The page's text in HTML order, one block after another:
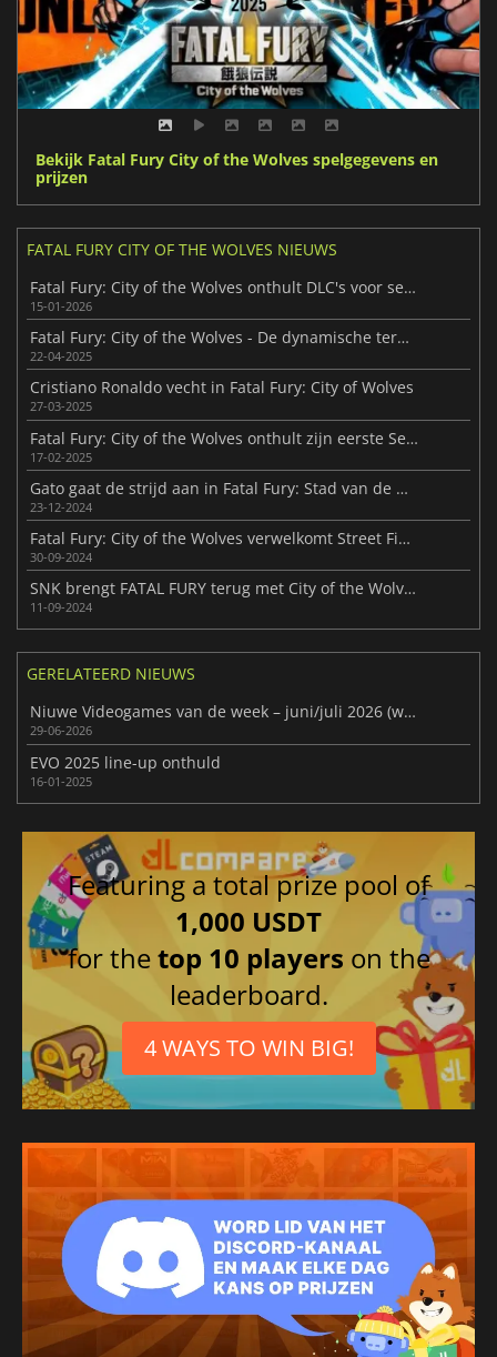
Bekijk Fatal Fury City of the Wolves spelgegevens en
prijzen
FATAL FURY CITY OF THE WOLVES NIEUWS
Fatal Fury: City of the Wolves onthult DLC's voor seizoen 2
15-01-2026
Fatal Fury: City of the Wolves - De dynamische terugkeer van een vechtklassieker
22-04-2025
Cristiano Ronaldo vecht in Fatal Fury: City of Wolves
27-03-2025
Fatal Fury: City of the Wolves onthult zijn eerste Season Pass
17-02-2025
Gato gaat de strijd aan in Fatal Fury: Stad van de Wolven
23-12-2024
Fatal Fury: City of the Wolves verwelkomt Street Fighter-iconen Ken Masters en Chun-Li
30-09-2024
SNK brengt FATAL FURY terug met City of the Wolves begin 2025
11-09-2024
GERELATEERD NIEUWS
Niuwe Videogames van de week – juni/juli 2026 (week 27)
29-06-2026
EVO 2025 line-up onthuld
16-01-2025
Featuring a total prize pool of
1,000 USDT
for thetop 10 players on the
leaderboard.
4 WAYS TO WIN BIG!